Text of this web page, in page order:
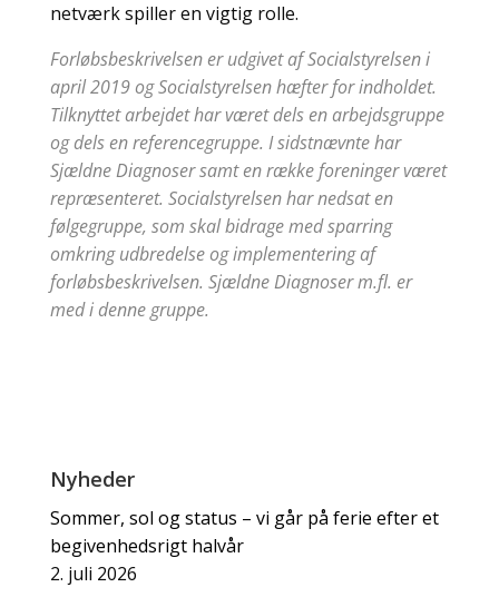
netværk spiller en vigtig rolle.
Forløbsbeskrivelsen er udgivet af Socialstyrelsen i
april 2019 og Socialstyrelsen hæfter for indholdet.
Tilknyttet arbejdet har været dels en arbejdsgruppe
og dels en referencegruppe. I sidstnævnte har
Sjældne Diagnoser samt en række foreninger været
repræsenteret. Socialstyrelsen har nedsat en
følgegruppe, som skal bidrage med sparring
omkring udbredelse og implementering af
forløbsbeskrivelsen. Sjældne Diagnoser m.fl. er
med i denne gruppe.
Nyheder
Sommer, sol og status – vi går på ferie efter et
begivenhedsrigt halvår
2. juli 2026